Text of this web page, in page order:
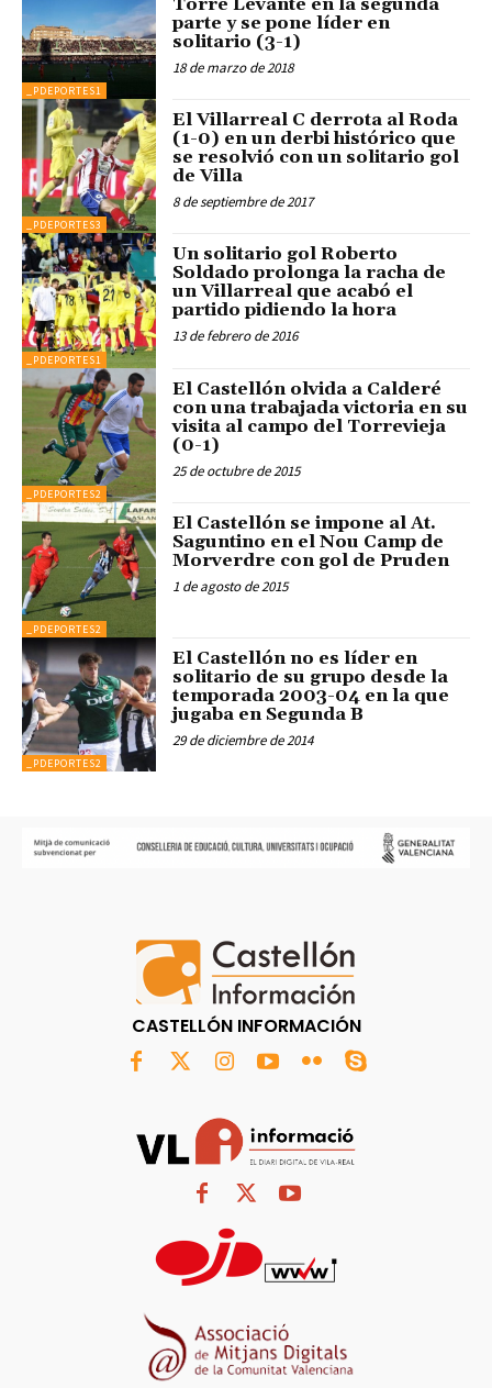
_PDEPORTES1
parte y se pone líder en
solitario (3-1)
18 de marzo de 2018
_PDEPORTES3
El Villarreal C derrota al Roda
(1-0) en un derbi histórico que
se resolvió con un solitario gol
de Villa
8 de septiembre de 2017
_PDEPORTES1
Un solitario gol Roberto
Soldado prolonga la racha de
un Villarreal que acabó el
partido pidiendo la hora
13 de febrero de 2016
_PDEPORTES2
El Castellón olvida a Calderé
con una trabajada victoria en su
visita al campo del Torrevieja
(0-1)
25 de octubre de 2015
_PDEPORTES2
El Castellón se impone al At.
Saguntino en el Nou Camp de
Morverdre con gol de Pruden
1 de agosto de 2015
_PDEPORTES2
El Castellón no es líder en
solitario de su grupo desde la
temporada 2003-04 en la que
jugaba en Segunda B
29 de diciembre de 2014
CASTELLÓN INFORMACIÓN